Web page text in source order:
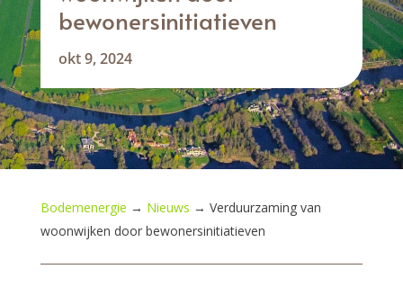
bewonersinitiatieven
okt 9, 2024
Bodemenergie → Nieuws → Verduurzaming van
woonwijken door bewonersinitiatieven